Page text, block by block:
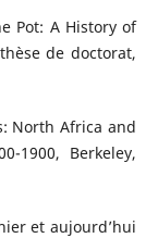
Pot: A History of
de doctorat,
North Africa and
1900, Berkeley,
et aujourd’hui